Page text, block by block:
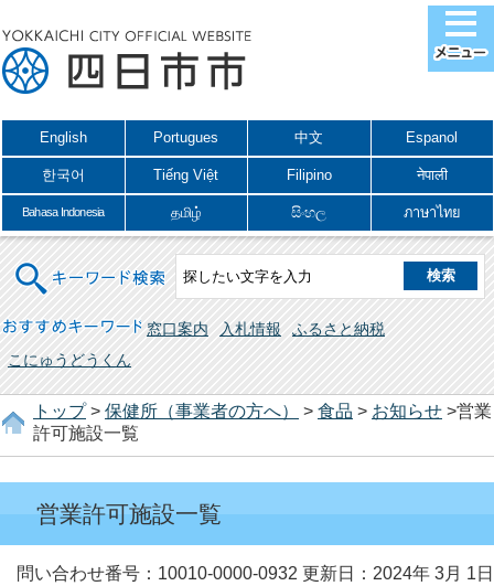
English Portugues 中文 Espanol
한국어 Tiếng Việt Filipino नेपाली
Bahasa Indonesia தமிழ் සිංහල ภาษาไทย
キーワード検索
おすすめキーワード 窓口案内 入札情報
ふるさと納税
こにゅうどうくん
トップ> 保健所（事業者の方へ） > 食品 > お知らせ >営業
許可施設一覧
営業許可施設一覧
問い合わせ番号：10010-0000-0932 更新日：2024年 3月 1日